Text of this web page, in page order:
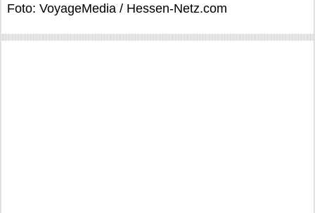
Foto: VoyageMedia / Hessen-Netz.com